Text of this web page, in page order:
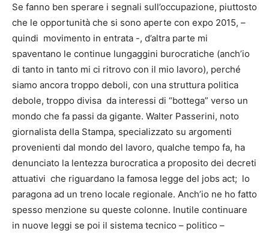
Se fanno ben sperare i segnali sull’occupazione, piuttosto
che le opportunità che si sono aperte con expo 2015, –
quindi movimento in entrata -, d’altra parte mi
spaventano le continue lungaggini burocratiche (anch’io
di tanto in tanto mi ci ritrovo con il mio lavoro), perché
siamo ancora troppo deboli, con una struttura politica
debole, troppo divisa da interessi di “bottega” verso un
mondo che fa passi da gigante. Walter Passerini, noto
giornalista della Stampa, specializzato su argomenti
provenienti dal mondo del lavoro, qualche tempo fa, ha
denunciato la lentezza burocratica a proposito dei decreti
attuativi che riguardano la famosa legge del jobs act; lo
paragona ad un treno locale regionale. Anch’io ne ho fatto
spesso menzione su queste colonne. Inutile continuare
in nuove leggi se poi il sistema tecnico – politico –